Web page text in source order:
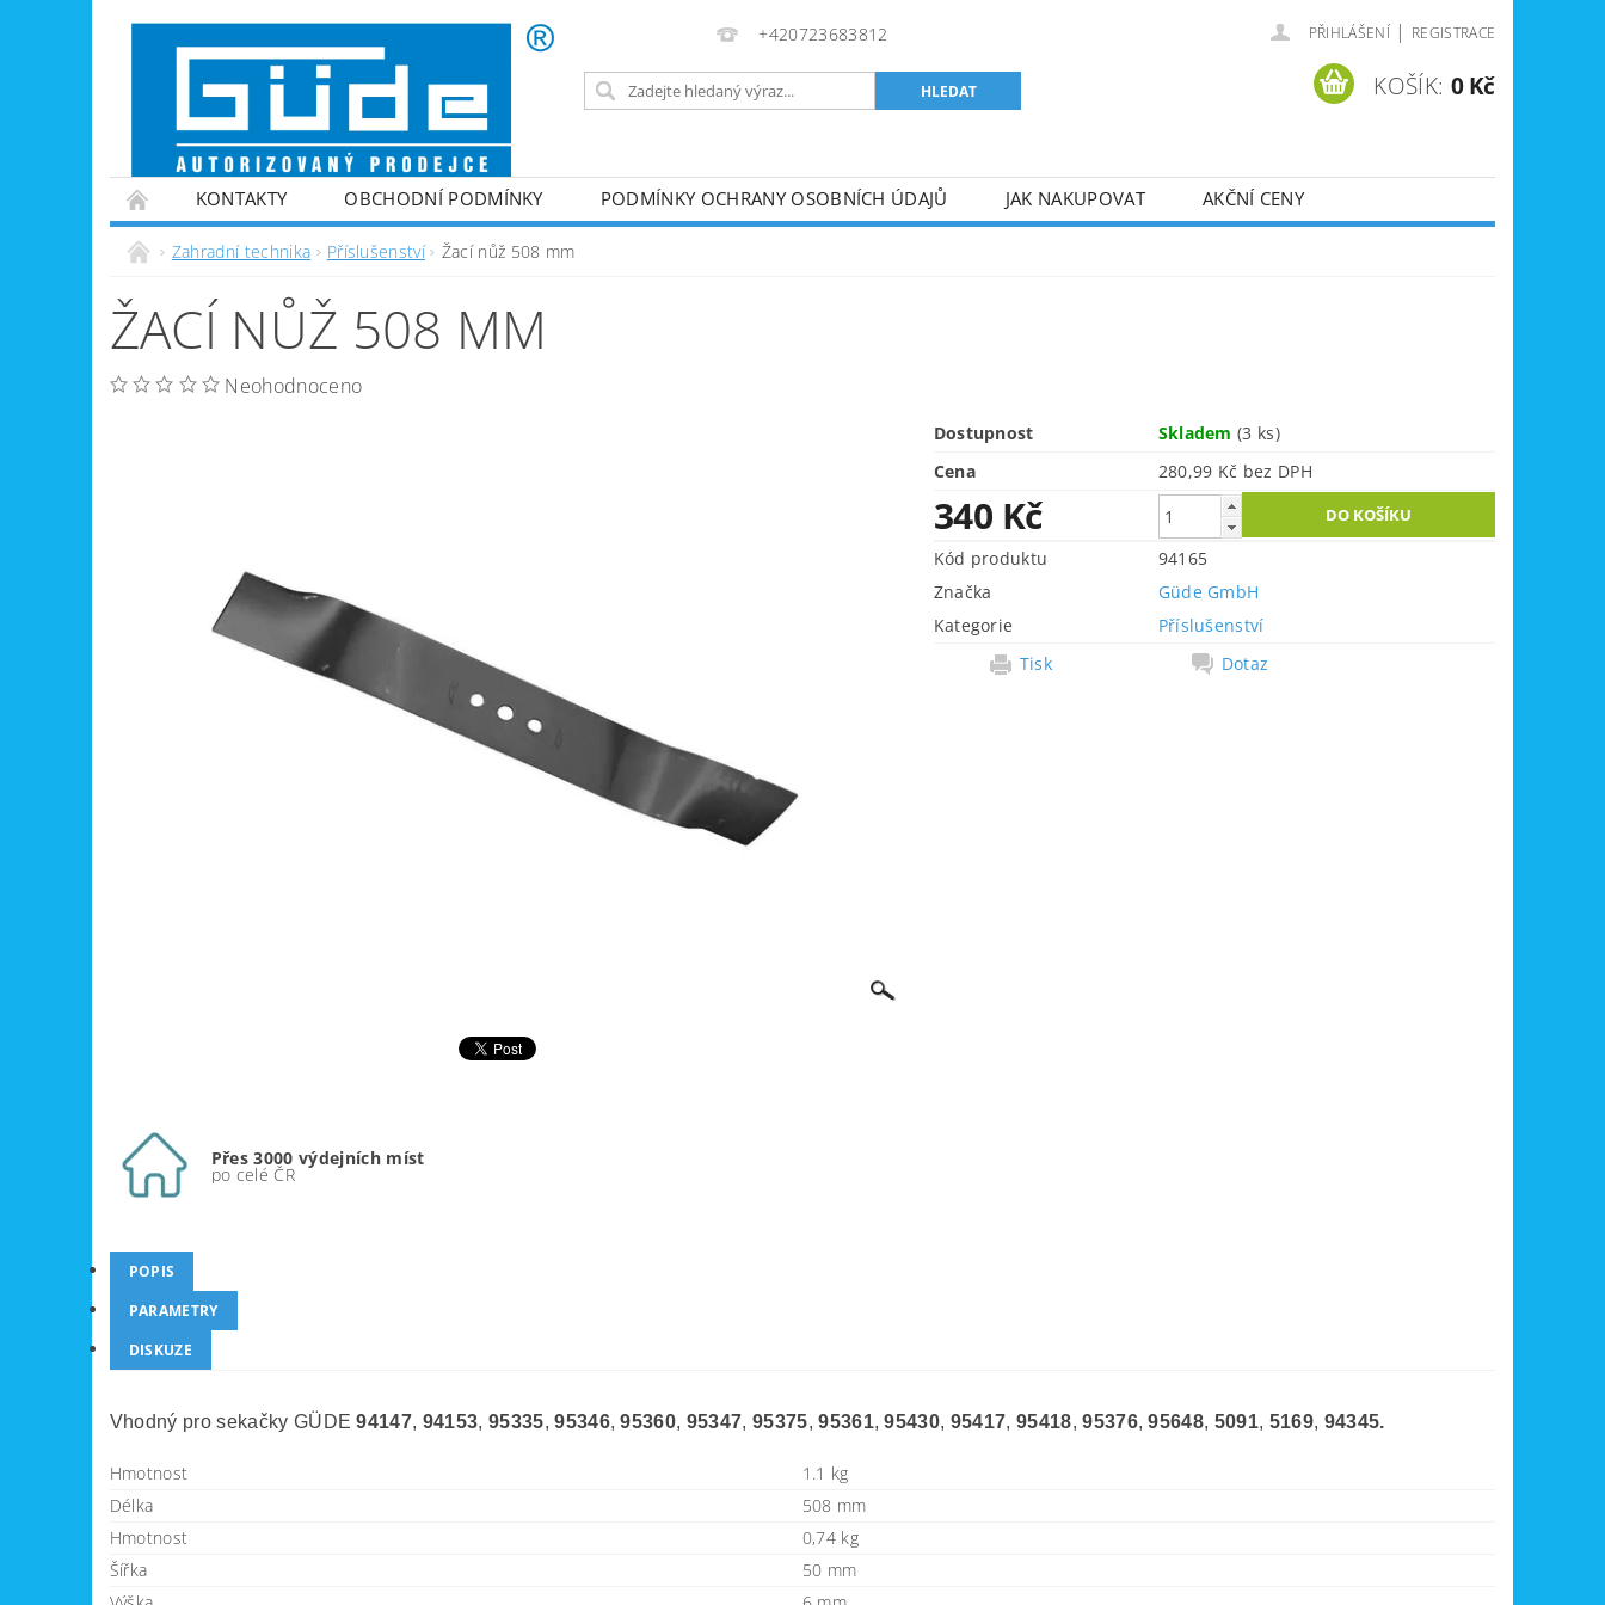
+420723683812 PŘIHLÁŠENÍ | REGISTRACE
KOŠÍK: 0 Kč
KONTAKTY OBCHODNÍ PODMÍNKY PODMÍNKY OCHRANY OSOBNÍCH ÚDAJŮ JAK NAKUPOVAT
AKČNÍ CENY
VINTEC
ZPRACOVÁNÍ PALIVOVÉHO DŘEVA
GENERÁTORY PROUDU
VYBAVENÍ DÍLEN
NABÍJEČKY BATERIÍ
Zahradní technika Příslušenství Žací nůž 508 mm
ŽACÍ NŮŽ 508 MM
Neohodnoceno
Dostupnost Skladem(3 ks)
Cena
280,99 Kč bez DPH
340 Kč
Kód produktu
94165
Značka
Güde GmbH
Kategorie
Příslušenství
Tisk
Dotaz
Přes 3000 výdejních míst
po celé ČR
POPIS
PARAMETRY
DISKUZE
Vhodný pro sekačky GÜDE94147, 94153, 95335,95346,95360, 95347, 95375, 95361,95430, 95417, 95418,95376,95648, 5091, 5169, 94345.
Hmotnost
1.1 kg
Délka
508 mm
Hmotnost
0,74 kg
Šířka
50 mm